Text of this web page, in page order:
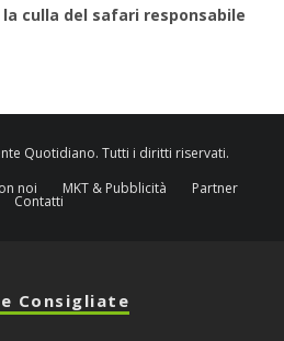
la culla del safari responsabile
Quotidiano. Tutti i diritti riservati.
noi MKT & Pubblicità Partner
Contatti
Consigliate